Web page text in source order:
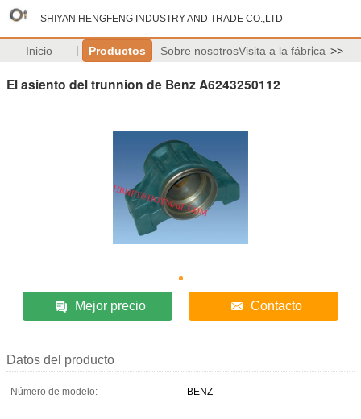
SHIYAN HENGFENG INDUSTRY AND TRADE CO.,LTD
Inicio Productos Sobre nosotrosVisita a la fábrica >>
El asiento del trunnion de Benz A6243250112
Mejor precio Contacto
Datos del producto
Número de modelo: BENZ